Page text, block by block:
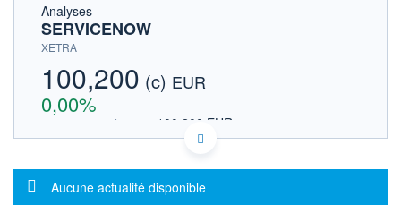
ACTIONNAIRES
Analyses
SERVICENOW
XETRA
100,200 (c) EUR
0,00%
100,200 EUR
DONNÉES TEMPS DIFFÉRÉ
Politique d'exécution
Cotation sur les autres places
Message d'information
Aucune actualité disponible